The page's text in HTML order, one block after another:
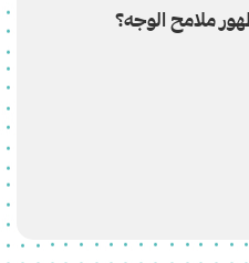
ملامح الوجه؟